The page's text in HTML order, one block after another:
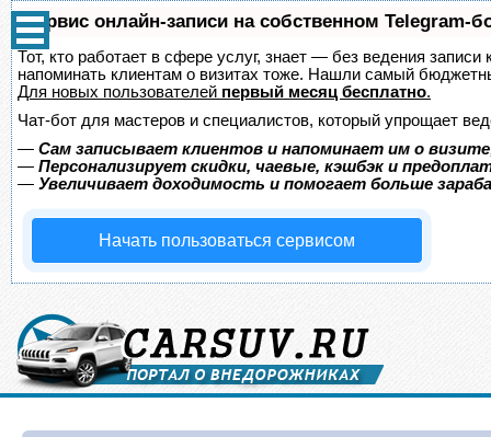
Сервис онлайн-записи на собственном Telegram-
Тот, кто работает в сфере услуг, знает — без ведения
напоминать клиентам о визитах тоже. Нашли самый
Для новых пользователей первый месяц бесплатно.
Чат-бот для мастеров и специалистов, который упрощает
— Сам записывает клиентов и напоминает им о
— Персонализирует скидки, чаевые, кэшбэк и
— Увеличивает доходимость и помогает больше
Начать пользоваться сервисом